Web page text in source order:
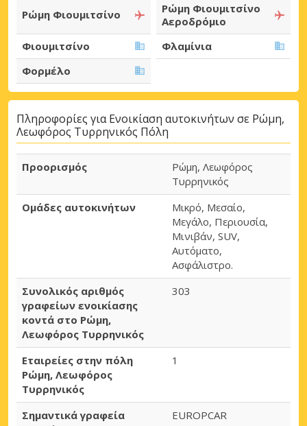
Ρώμη Φιουμιτσίνο
Ρώμη Φιουμιτσίνο
Αεροδρόμιο
Φιουμιτσίνο
Φλαμίνια
Φορμέλο
Πληροφορίες για Ενοικίαση αυτοκινήτων σε Ρώμη,
Λεωφόρος Τυρρηνικός Πόλη
Προορισμός
Ρώμη, Λεωφόρος
Τυρρηνικός
Ομάδες αυτοκινήτων
Μικρό, Μεσαίο,
Μεγάλο, Περιουσία,
Μινιβάν, SUV,
Αυτόματο,
Ασφάλιστρο.
Συνολικός αριθμός
γραφείων ενοικίασης
κοντά στο Ρώμη,
Λεωφόρος Τυρρηνικός
303
Εταιρείες στην πόλη
Ρώμη, Λεωφόρος
Τυρρηνικός
1
Σημαντικά γραφεία
EUROPCAR